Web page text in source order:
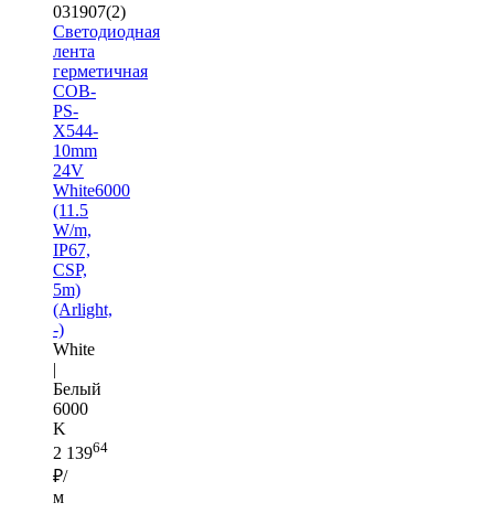
031907(2)
Светодиодная
лента
герметичная
COB-
PS-
X544-
10mm
24V
White6000
(11.5
W/m,
IP67,
CSP,
5m)
(Arlight,
-)
White
|
Белый
6000
K
2 13964
₽/
м